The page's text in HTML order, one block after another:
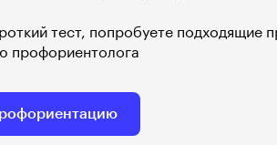
тест, попробуете подходящие
профориентолога